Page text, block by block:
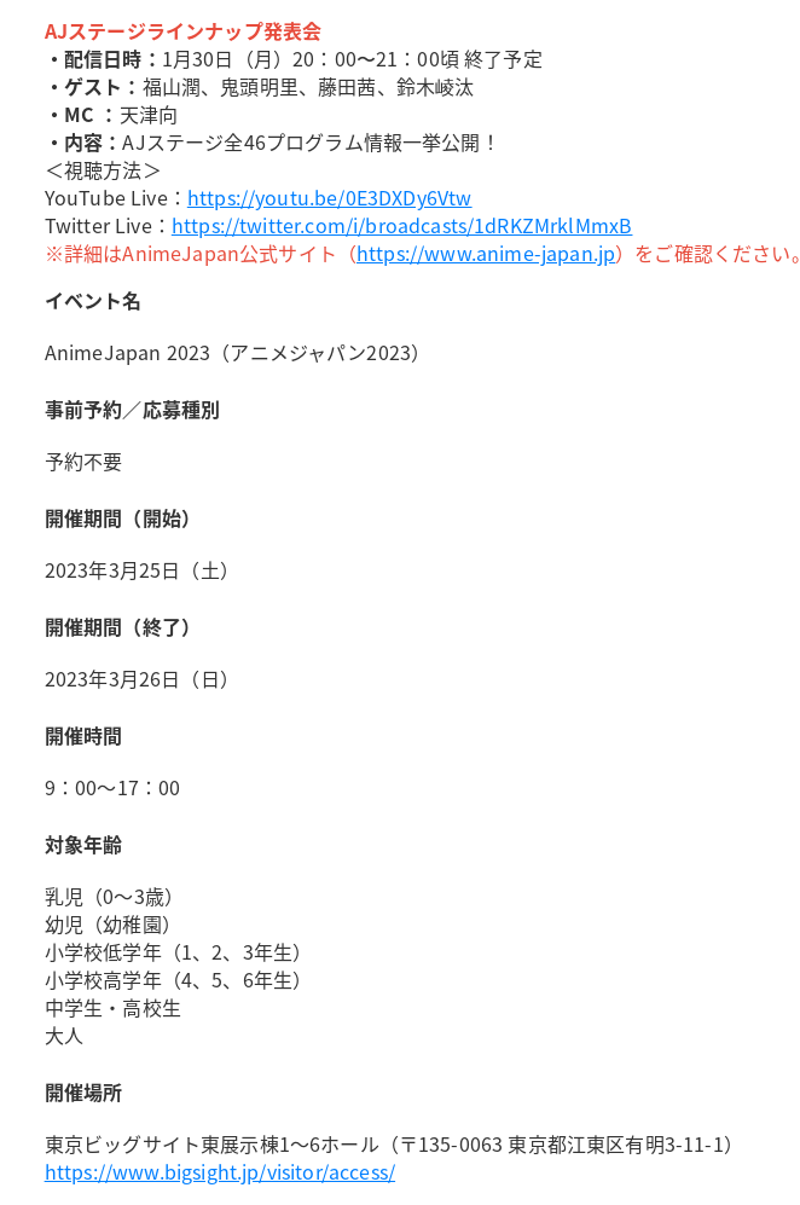
AJステージラインナップ発表会
・配信日時： 1月30日（月）20：00〜21：00頃 終了予定
・ゲスト： 福山潤、鬼頭明里、藤田茜、鈴木崚汰
・MC ： 天津向
・内容：AJステージ全46プログラム情報一挙公開！
＜視聴方法＞
YouTube Live： https://youtu.be/0E3DXDy6Vtw
Twitter Live： https://twitter.com/i/broadcasts/1dRKZMrklMmxB
※詳細はAnimeJapan公式サイト（https://www.anime-japan.jp）をご確認ください。
イベント名
AnimeJapan 2023（アニメジャパン2023）
事前予約／応募種別
予約不要
開催期間（開始）
2023年3月25日（土）
開催期間（終了）
2023年3月26日（日）
開催時間
9：00～17：00
対象年齢
乳児（0～3歳）
幼児（幼稚園）
小学校低学年（1、2、3年生）
小学校高学年（4、5、6年生）
中学生・高校生
大人
開催場所
東京ビッグサイト東展示棟1～6ホール（〒135-0063 東京都江東区有明3-11-1）
https://www.bigsight.jp/visitor/access/